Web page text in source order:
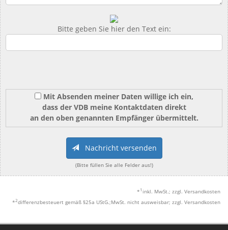
Bitte geben Sie hier den Text ein:
Mit Absenden meiner Daten willige ich ein,
dass der VDB meine Kontaktdaten direkt
an den oben genannten Empfänger übermittelt.
Nachricht versenden
(Bitte füllen Sie alle Felder aus!)
* 1 inkl. MwSt.; zzgl. Versandkosten
*2differenzbesteuert gemäß §25a UStG.;MwSt. nicht ausweisbar; zzgl. Versandkosten